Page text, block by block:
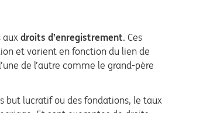
aux droits d’enregistrement. Ces
et varient en fonction du lien de
de l’autre comme le grand-père
but lucratif ou des fondations, le taux